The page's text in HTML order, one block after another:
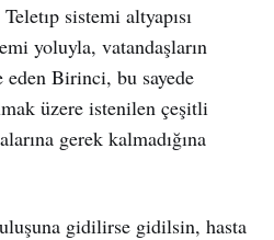
sistemi altyapısı
yoluyla, vatandaşların
eden Birinci, bu sayede
üzere istenilen çeşitli
gerek kalmadığına
gidilirse gidilsin, hasta